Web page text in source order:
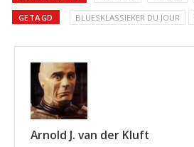
GETAGD BLUESKLASSIEKER DU JOUR
Arnold J. van der Kluft